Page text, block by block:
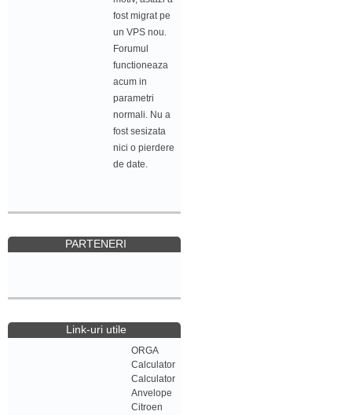
fost migrat pe
un VPS nou.
Forumul
functioneaza
acum in
parametri
normali. Nu a
fost sesizata
nici o pierdere
de date.
PARTENERI
Link-uri utile
ORGA
Calculator
Calculator
Anvelope
Citroen